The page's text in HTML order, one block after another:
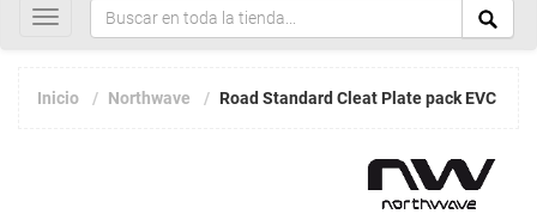
Toggle
navigation
Inicio Northwave Road Standard Cleat Plate pack EVC